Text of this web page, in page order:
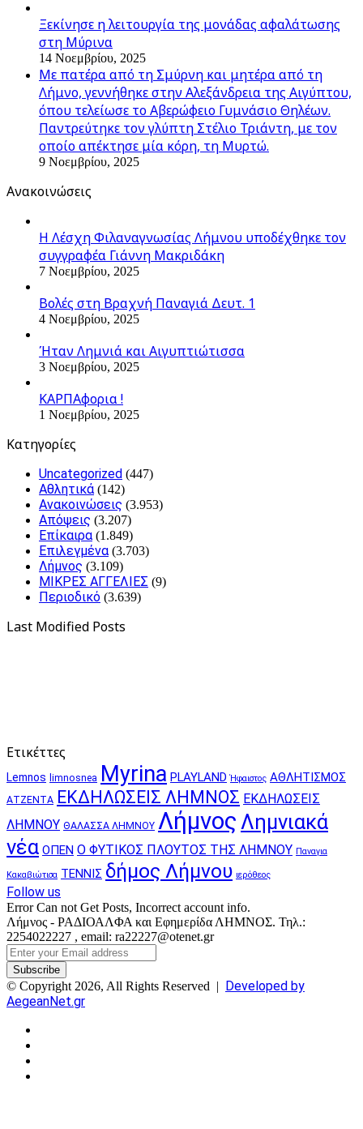
Ξεκίνησε η λειτουργία της μονάδας αφαλάτωσης
στη Μύρινα
14 Νοεμβρίου, 2025
Με πατέρα από τη Σμύρνη και μητέρα από τη
Λήμνο, γεννήθηκε στην Αλεξάνδρεια της Αιγύπτου,
όπου τελείωσε το Αβερώφειο Γυμνάσιο Θηλέων.
Παντρεύτηκε τον γλύπτη Στέλιο Τριάντη, με τον
οποίο απέκτησε μία κόρη, τη Μυρτώ.
9 Νοεμβρίου, 2025
Ανακοινώσεις
Η Λέσχη Φιλαναγνωσίας Λήμνου υποδέχθηκε τον
συγγραφέα Γιάννη Μακριδάκη
7 Νοεμβρίου, 2025
Βολές στη Βραχνή Παναγιά Δευτ. 1
4 Νοεμβρίου, 2025
Ήταν Λημνιά και Αιγυπτιώτισσα
3 Νοεμβρίου, 2025
ΚΑΡΠΑφορια !
1 Νοεμβρίου, 2025
Kατηγορίες
Uncategorized (447)
Αθλητικά (142)
Ανακοινώσεις (3.953)
Απόψεις (3.207)
Επίκαιρα (1.849)
Επιλεγμένα (3.703)
Λήμνος (3.109)
ΜΙΚΡΕΣ ΑΓΓΕΛΙΕΣ (9)
Περιοδικό (3.639)
Last Modified Posts
Ετικέττες
Lemnos limnosnea Myrina PLAYLAND Ήφαιστος ΑΘΛΗΤΙΣΜΟΣ
ΑΤΖΕΝΤΑ ΕΚΔΗΛΩΣΕΙΣ ΛΗΜΝΟΣ ΕΚΔΗΛΩΣΕΙΣ
ΛΗΜΝΟΥ ΘΑΛΑΣΣΑ ΛΗΜΝΟΥ Λήμνος Λημνιακά
νέα ΟΠΕΝ Ο ΦΥΤΙΚΟΣ ΠΛΟΥΤΟΣ ΤΗΣ ΛΗΜΝΟΥ Παναγια
Κακαβιώτισα ΤΕΝΝΙΣ δήμος Λήμνου ιερόθεος
Follow us
Error Can not Get Posts, Incorrect account info.
Λήμνος - ΡΑΔΙΟΑΛΦΑ και Εφημερίδα ΛΗΜΝΟΣ. Τηλ.:
2254022227 , email: ra22227@otenet.gr
Enter
your
Email
address
© Copyright 2026, All Rights Reserved | Developed by
AegeanNet.gr